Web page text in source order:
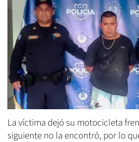
La víctima dejó su motocicleta
siguiente no la encontró, por lo